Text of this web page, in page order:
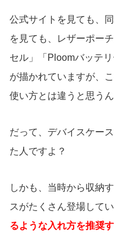
公式サイトを見ても、
を見ても、レザーポー
セル」「Ploomバッテ
が描かれていますが、
使い方とは違うと思うん
だって、デバイスケー
た人ですよ？
しかも、当時から収納
スがたくさん登場してい
るような入れ方を推奨